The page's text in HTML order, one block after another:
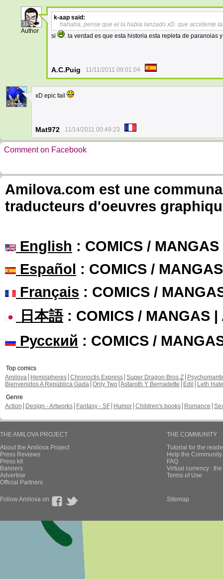
31
Author
k-aap said:
hahaha, pense que el la habia lanzado xD. que accidente
si
. la verdad es que esta historia esta repleta de paranoias
A.C.Puig 11/11/2011 09:01:04
24
xD epic fail
Mat972 11/14/2011 00:49:23
Comment on Facebook
Amilova.com est une
traducteurs d'oeuvres
English : COMICS /
Español : COMICS /
Français : COMICS /
日本語: COMICS / MANGAS |
Русский : COMICS /
Top comics
Amilova
Hemispheres Chronoctis Express Super Dragon Bros Z
Bienvenidos A República Gada Only Two Astaroth Y Bernadette Edil
Leth Hate
Genre
Action
Design - Artworks Fantasy - SF Humor Children's books Romance
THE AMILOVA PROJECT
About the Amilova Project
Press Reviews
Press kit
Banners
Advertise
Official Partners
THE COMMUNITY
Tutorial for the
Help the
FAQ
Virtual currency :
Terms of Use
Follow Amilova on Sitemap